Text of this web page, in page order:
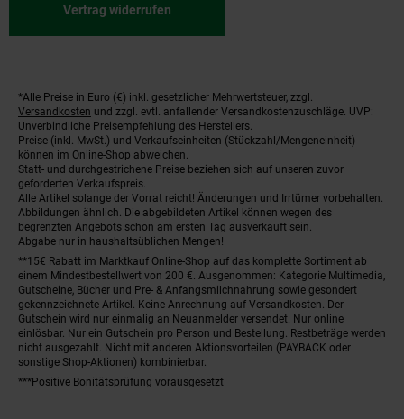
Vertrag widerrufen
Fußnoten
*Alle Preise in Euro (€) inkl. gesetzlicher Mehrwertsteuer, zzgl.
Versandkosten und zzgl. evtl. anfallender Versandkostenzuschläge. UVP:
Unverbindliche Preisempfehlung des Herstellers.
Preise (inkl. MwSt.) und Verkaufseinheiten (Stückzahl/Mengeneinheit)
können im Online-Shop abweichen.
Statt- und durchgestrichene Preise beziehen sich auf unseren zuvor
geforderten Verkaufspreis.
Alle Artikel solange der Vorrat reicht! Änderungen und Irrtümer vorbehalten.
Abbildungen ähnlich. Die abgebildeten Artikel können wegen des
begrenzten Angebots schon am ersten Tag ausverkauft sein.
Abgabe nur in haushaltsüblichen Mengen!
**15€ Rabatt im Marktkauf Online-Shop auf das komplette Sortiment ab
einem Mindestbestellwert von 200 €. Ausgenommen: Kategorie Multimedia,
Gutscheine, Bücher und Pre- & Anfangsmilchnahrung sowie gesondert
gekennzeichnete Artikel. Keine Anrechnung auf Versandkosten. Der
Gutschein wird nur einmalig an Neuanmelder versendet. Nur online
einlösbar. Nur ein Gutschein pro Person und Bestellung. Restbeträge werden
nicht ausgezahlt. Nicht mit anderen Aktionsvorteilen (PAYBACK oder
sonstige Shop-Aktionen) kombinierbar.
***Positive Bonitätsprüfung vorausgesetzt